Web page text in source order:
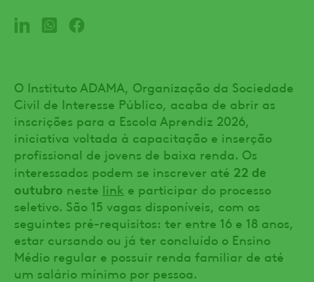
O Instituto ADAMA, Organização da Sociedade
Civil de Interesse Público, acaba de abrir as
inscrições para a Escola Aprendiz 2026,
iniciativa voltada à capacitação e inserção
profissional de jovens de baixa renda. Os
interessados podem se inscrever até 22 de
outubro neste link e participar do processo
seletivo. São 15 vagas disponíveis, com os
seguintes pré-requisitos: ter entre 16 e 18 anos,
estar cursando ou já ter concluído o Ensino
Médio regular e possuir renda familiar de até
um salário mínimo por pessoa.